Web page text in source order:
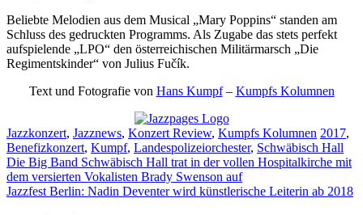
Beliebte Melodien aus dem Musical „Mary Poppins“ standen am
Schluss des gedruckten Programms. Als Zugabe das stets perfekt
aufspielende „LPO“ den österreichischen Militärmarsch „Die
Regimentskinder“ von Julius Fučík.
Text und Fotografie von Hans Kumpf– Kumpfs Kolumnen
Kategorien
Jazzkonzert, Jazznews, Konzert Review, Kumpfs Kolumnen 2017,
Benefizkonzert, Kumpf, Landespolizeiorchester, Schwäbisch Hall
Die Big Band Schwäbisch Hall trat in der vollen Hospitalkirche mit
dem versierten Vokalisten Brady Swenson auf
Jazzfest Berlin: Nadin Deventer wird künstlerische Leiterin ab 2018